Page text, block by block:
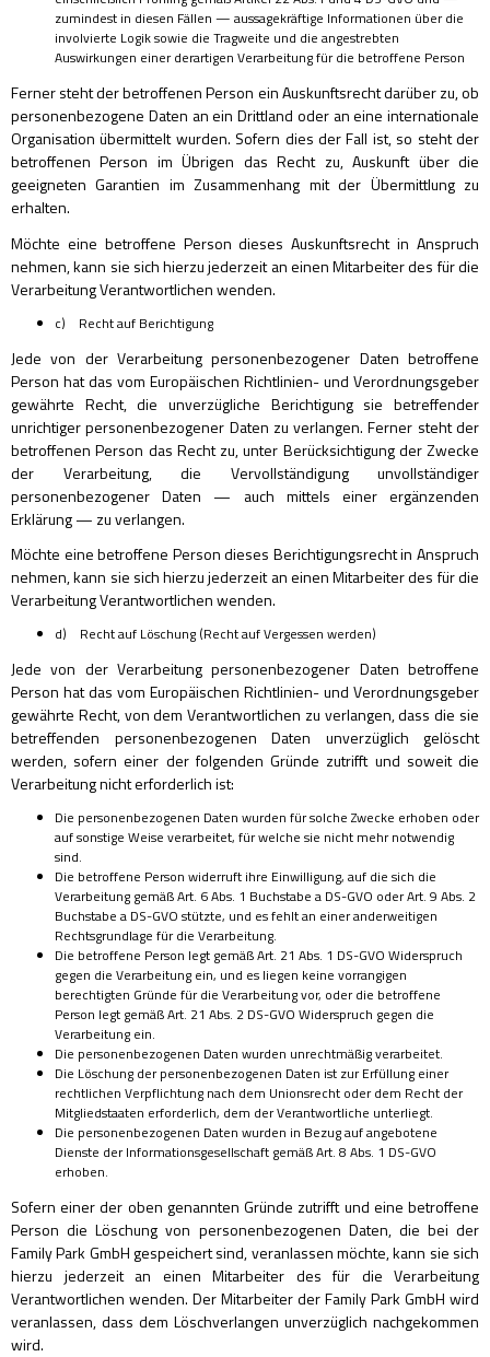
zumindest in diesen Fällen — aussagekräftige Informationen über die
involvierte Logik sowie die Tragweite und die angestrebten
Auswirkungen einer derartigen Verarbeitung für die betroffene Person
Ferner steht der betroffenen Person ein Auskunftsrecht darüber zu, ob
personenbezogene Daten an ein Drittland oder an eine internationale
Organisation übermittelt wurden. Sofern dies der Fall ist, so steht der
betroffenen Person im Übrigen das Recht zu, Auskunft über die
geeigneten Garantien im Zusammenhang mit der Übermittlung zu
erhalten.
Möchte eine betroffene Person dieses Auskunftsrecht in Anspruch
nehmen, kann sie sich hierzu jederzeit an einen Mitarbeiter des für die
Verarbeitung Verantwortlichen wenden.
c) Recht auf Berichtigung
Jede von der Verarbeitung personenbezogener Daten betroffene
Person hat das vom Europäischen Richtlinien- und Verordnungsgeber
gewährte Recht, die unverzügliche Berichtigung sie betreffender
unrichtiger personenbezogener Daten zu verlangen. Ferner steht der
betroffenen Person das Recht zu, unter Berücksichtigung der Zwecke
der Verarbeitung, die Vervollständigung unvollständiger
personenbezogener Daten — auch mittels einer ergänzenden
Erklärung — zu verlangen.
Möchte eine betroffene Person dieses Berichtigungsrecht in Anspruch
nehmen, kann sie sich hierzu jederzeit an einen Mitarbeiter des für die
Verarbeitung Verantwortlichen wenden.
d) Recht auf Löschung (Recht auf Vergessen werden)
Jede von der Verarbeitung personenbezogener Daten betroffene
Person hat das vom Europäischen Richtlinien- und Verordnungsgeber
gewährte Recht, von dem Verantwortlichen zu verlangen, dass die sie
betreffenden personenbezogenen Daten unverzüglich gelöscht
werden, sofern einer der folgenden Gründe zutrifft und soweit die
Verarbeitung nicht erforderlich ist:
Die personenbezogenen Daten wurden für solche Zwecke erhoben oder
auf sonstige Weise verarbeitet, für welche sie nicht mehr notwendig
sind.
Die betroffene Person widerruft ihre Einwilligung, auf die sich die
Verarbeitung gemäß Art. 6 Abs. 1 Buchstabe a DS-GVO oder Art. 9 Abs. 2
Buchstabe a DS-GVO stützte, und es fehlt an einer anderweitigen
Rechtsgrundlage für die Verarbeitung.
Die betroffene Person legt gemäß Art. 21 Abs. 1 DS-GVO Widerspruch
gegen die Verarbeitung ein, und es liegen keine vorrangigen
berechtigten Gründe für die Verarbeitung vor, oder die betroffene
Person legt gemäß Art. 21 Abs. 2 DS-GVO Widerspruch gegen die
Verarbeitung ein.
Die personenbezogenen Daten wurden unrechtmäßig verarbeitet.
Die Löschung der personenbezogenen Daten ist zur Erfüllung einer
rechtlichen Verpflichtung nach dem Unionsrecht oder dem Recht der
Mitgliedstaaten erforderlich, dem der Verantwortliche unterliegt.
Die personenbezogenen Daten wurden in Bezug auf angebotene
Dienste der Informationsgesellschaft gemäß Art. 8 Abs. 1 DS-GVO
erhoben.
Sofern einer der oben genannten Gründe zutrifft und eine betroffene
Person die Löschung von personenbezogenen Daten, die bei der
Family Park GmbH gespeichert sind, veranlassen möchte, kann sie sich
hierzu jederzeit an einen Mitarbeiter des für die Verarbeitung
Verantwortlichen wenden. Der Mitarbeiter der Family Park GmbH wird
veranlassen, dass dem Löschverlangen unverzüglich nachgekommen
wird.